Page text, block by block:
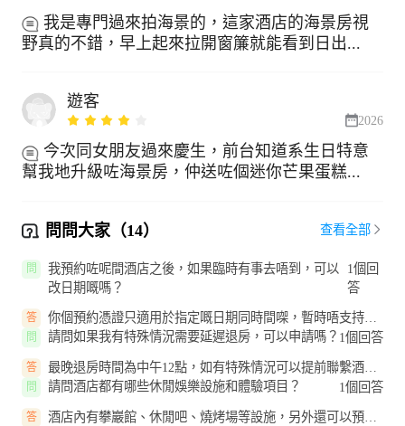
我是專門過來拍海景的，這家酒店的海景房視
野真的不錯，早上起來拉開窗簾就能看到日出...
遊客
2026
今次同女朋友過來慶生，前台知道系生日特意
幫我地升級咗海景房，仲送咗個迷你芒果蛋糕...
問問大家（14） 查看全部
問
我預約咗呢間酒店之後，如果臨時有事去唔到，可以
改日期嘅嗎？
1個回
答
答
你個預約憑證只適用於指定嘅日期同時間㗎，暫時唔支持改
期哦，如有問題可致電客服查詢
問 請問如果我有特殊情況需要延遲退房，可以申請嗎？ 1個回答
答
最晚退房時間為中午12點，如有特殊情況可以提前聯繫酒店
前台溝通，最終以酒店客房實際...
問 請問酒店都有哪些休閒娛樂設施和體驗項目？ 1個回答
答
酒店內有攀巖館、休閒吧、燒烤場等設施，另外還可以預約